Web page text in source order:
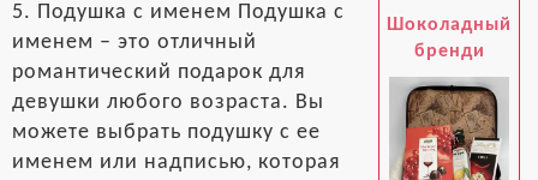
Шоколадный
бренди
5. Подушка с именем Подушка с
именем – это отличный
романтический подарок для
девушки любого возраста. Вы
можете выбрать подушку с ее
именем или надписью, которая